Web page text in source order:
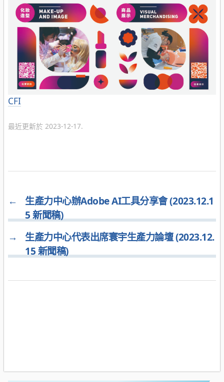
分
CFI
最近更新於 2023-12-17.
←
生產力中心辦Adobe AI工具分享會 (2023.12.1
5 新聞稿)
→
生產力中心代表出席寰宇生產力論壇 (2023.12.
15 新聞稿)